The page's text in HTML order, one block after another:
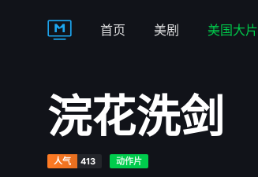
首页 美剧 美国大片
浣花洗剑
人气 413 动作片